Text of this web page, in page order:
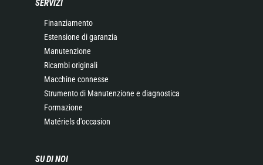
SERVIZI
Finanziamento
Estensione di garanzia
Manutenzione
Ricambi originali
Macchine connesse
Strumento di Manutenzione e diagnostica
Formazione
Matériels d'occasion
SU DI NOI